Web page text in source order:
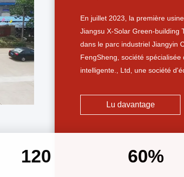
En juillet 2023, la première
Jiangsu X-Solar Green-building
dans le parc industriel Jiangyin
FengSheng, société
intelligente., Ltd, une société
"trois en un" au monde pour la
production peut être compatible
Lu davantage
120 60%